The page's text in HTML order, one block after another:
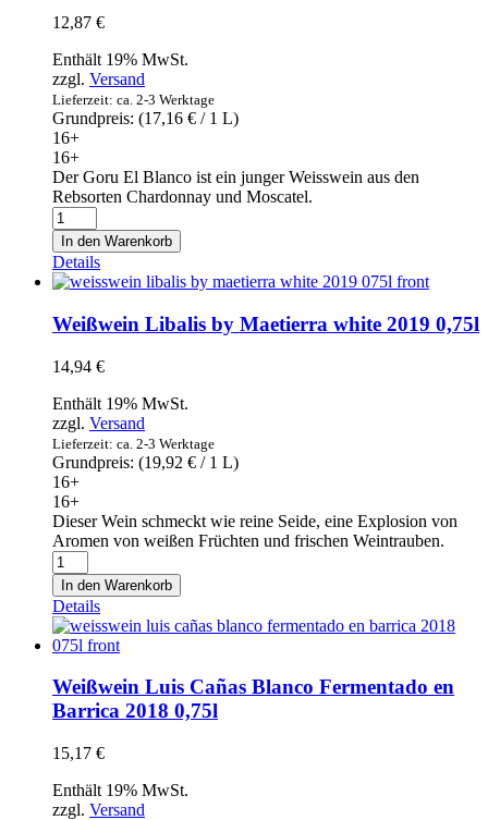
12,87 €
Enthält 19% MwSt.
zzgl. Versand
Lieferzeit: ca. 2-3 Werktage
Grundpreis: (17,16 € / 1 L)
16+
16+
Der Goru El Blanco ist ein junger Weisswein aus den
Rebsorten Chardonnay und Moscatel.
Weißwein
Goru
el
Blanco
2019
0,75l
Menge
In den Warenkorb
Details
Weißwein Libalis by Maetierra white 2019 0,75l
14,94 €
Enthält 19% MwSt.
zzgl. Versand
Lieferzeit: ca. 2-3 Werktage
Grundpreis: (19,92 € / 1 L)
16+
16+
Dieser Wein schmeckt wie reine Seide, eine Explosion von
Aromen von weißen Früchten und frischen Weintrauben.
Weißwein
Libalis
by
Maetierra
white
2019
0,75l
Menge
In den Warenkorb
Details
Weißwein Luis Cañas Blanco Fermentado en
Barrica 2018 0,75l
15,17 €
Enthält 19% MwSt.
zzgl. Versand